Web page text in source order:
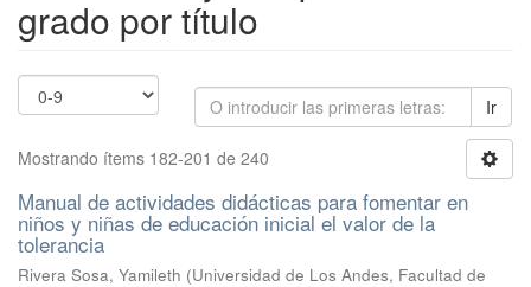
grado por título
Ir
Mostrando ítems 182-201 de 240
Manual de actividades didácticas para fomentar en
niños y niñas de educación inicial el valor de la
tolerancia
Rivera Sosa, Yamileth (Universidad de Los Andes, Facultad de